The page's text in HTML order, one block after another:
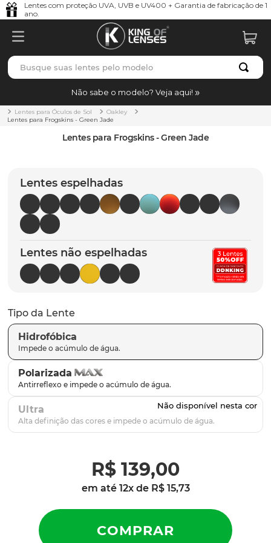
Lentes com proteção UVA, UVB e UV400 + Garantia de fabricação de 1
ano.
Busque suas lentes pelo modelo
Não sabe o modelo? Veja aqui!
Lentes para Óculos de Sol
Oakley
Lentes para Frogskins - Green Jade
Lentes para Frogskins - Green Jade
Lentes espelhadas
Lentes não espelhadas
Tipo da Lente
Hidrofóbica
Polarizada
Ultra
R$ 139,00
em até 12x de R$ 15,73
TERMOS MAIS BUSCADOS
1º borrachas
holbrook
5º chaves
6º t-shock
7º gasket
8º parafusos
9º latch